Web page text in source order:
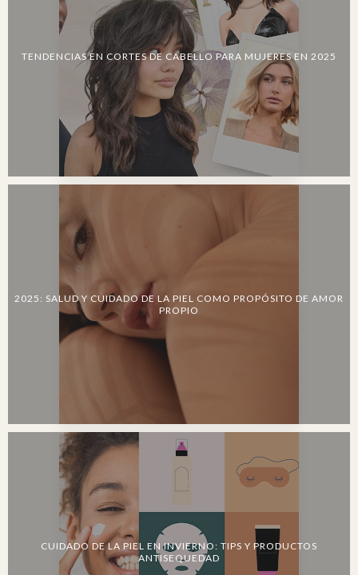
TENDENCIAS EN CORTES DE CABELLO PARA MUJERES EN 2025
2025: SALUD Y CUIDADO DE LA PIEL COMO PROPÓSITO DE AMOR
PROPIO
CUIDADO DE LA PIEL EN INVIERNO: TIPS Y PRODUCTOS
ANTISEQUEDAD